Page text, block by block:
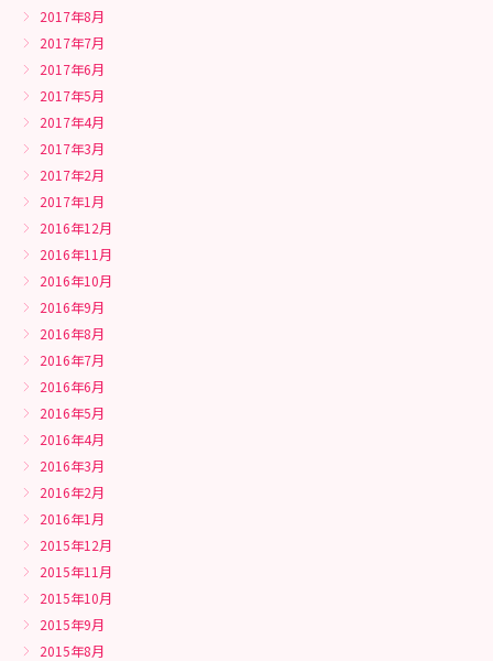
2017年8月
2017年7月
2017年6月
2017年5月
2017年4月
2017年3月
2017年2月
2017年1月
2016年12月
2016年11月
2016年10月
2016年9月
2016年8月
2016年7月
2016年6月
2016年5月
2016年4月
2016年3月
2016年2月
2016年1月
2015年12月
2015年11月
2015年10月
2015年9月
2015年8月